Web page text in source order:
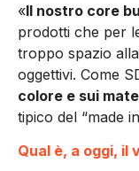
«Il nostro core
prodotti che per
troppo spazio
oggettivi. Come
colore e sui
tipico del “made
Qual è, a oggi, il